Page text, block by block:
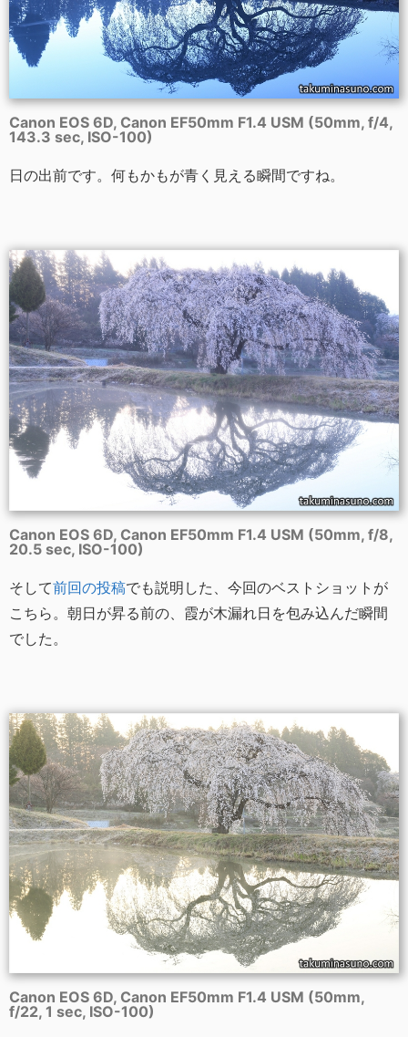
Canon EOS 6D, Canon EF50mm F1.4 USM (50mm, f/4,
143.3 sec, ISO-100)
日の出前です。何もかもが青く見える瞬間ですね。
Canon EOS 6D, Canon EF50mm F1.4 USM (50mm, f/8,
20.5 sec, ISO-100)
そして前回の投稿でも説明した、今回のベストショットが
こちら。朝日が昇る前の、霞が木漏れ日を包み込んだ瞬間
でした。
Canon EOS 6D, Canon EF50mm F1.4 USM (50mm,
f/22, 1 sec, ISO-100)